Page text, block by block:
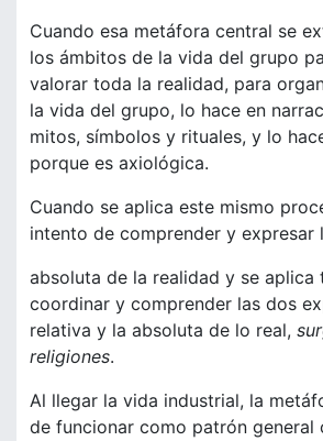
Cuando esa metáfora central se
los ámbitos de la vida del grupo
valorar toda la realidad, para
la vida del grupo, lo hace en
mitos, símbolos y rituales, y lo
porque es axiológica.
Cuando se aplica este mismo
intento de comprender y expresar
absoluta de la realidad y se aplica
coordinar y comprender las dos
relativa y la absoluta de lo real,
religiones.
Al llegar la vida industrial, la
de funcionar como patrón general